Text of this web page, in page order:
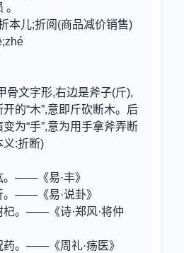
本儿;折阅(商品减价销售)
骨文字形,右边是斧子(斤),
的“木”,意即斤砍断木。后
为“手”,意为用手拿斧弄断
义:折断)
。——《易·丰》
。——《易·说卦》
杞。——《诗·郑风·将仲
药。——《周礼·疡医》